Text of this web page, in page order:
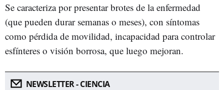
Se caracteriza por presentar brotes de la enfermedad
(que pueden durar semanas o meses), con síntomas
como pérdida de movilidad, incapacidad para controlar
esfínteres o visión borrosa, que luego mejoran.
NEWSLETTER - CIENCIA